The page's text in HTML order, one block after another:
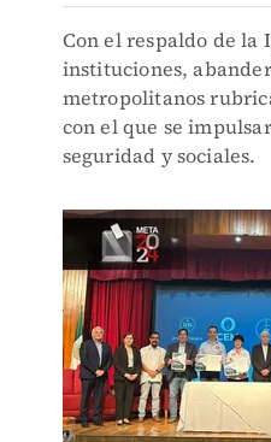
Con el respaldo de la
instituciones,
metropolitanos
con el que se
seguridad y sociales.